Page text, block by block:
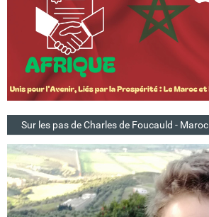
Sur les pas de Charles de Foucauld - Maroc